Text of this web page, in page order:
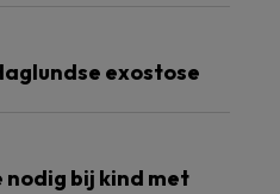
exostose
bij kind met